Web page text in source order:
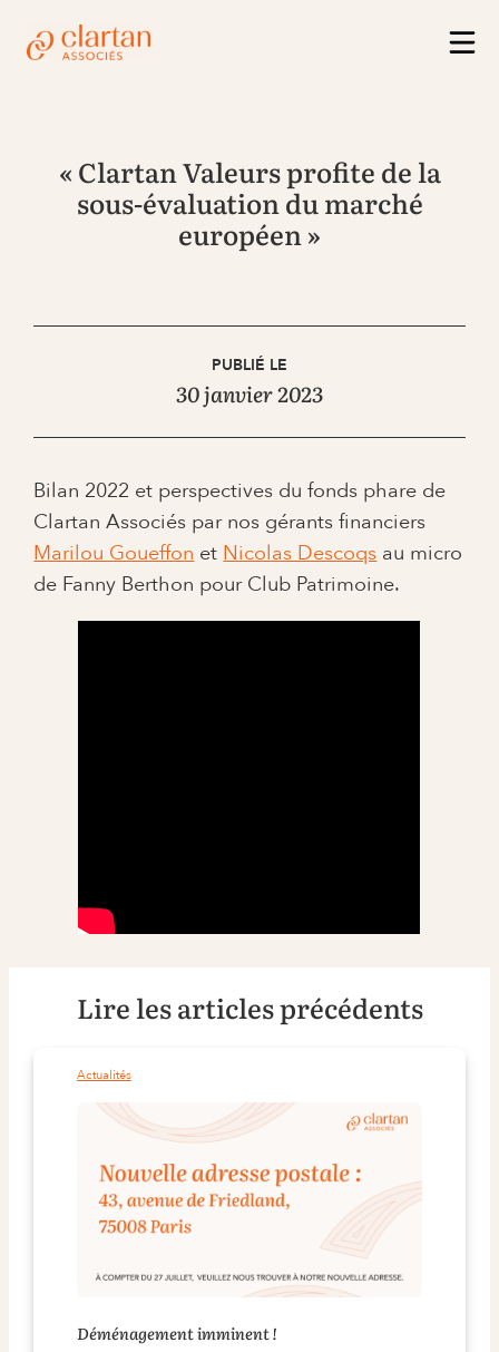
« Clartan Valeurs profite de la
sous-évaluation du marché
européen »
PUBLIÉ LE
30 janvier 2023
Bilan 2022 et perspectives du fonds phare de
Clartan Associés par nos gérants financiers
Marilou Goueffon et Nicolas Descoqs au micro
de Fanny Berthon pour Club Patrimoine.
Lire les articles précédents
Actualités
Déménagement imminent !